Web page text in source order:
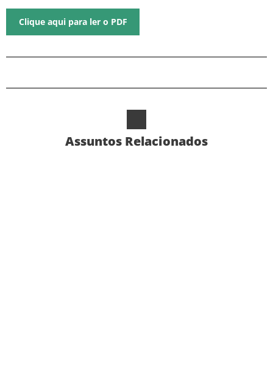
Clique aqui para ler o PDF
Assuntos Relacionados